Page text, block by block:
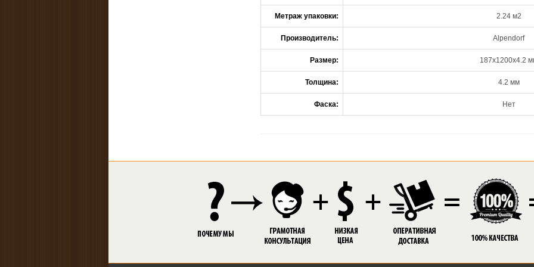
Метраж упаковки: 2.24 м2
Производитель: Alpendorf
Размер: 187х1200х4.2
Толщина: 4.2 мм
Фаска: Нет